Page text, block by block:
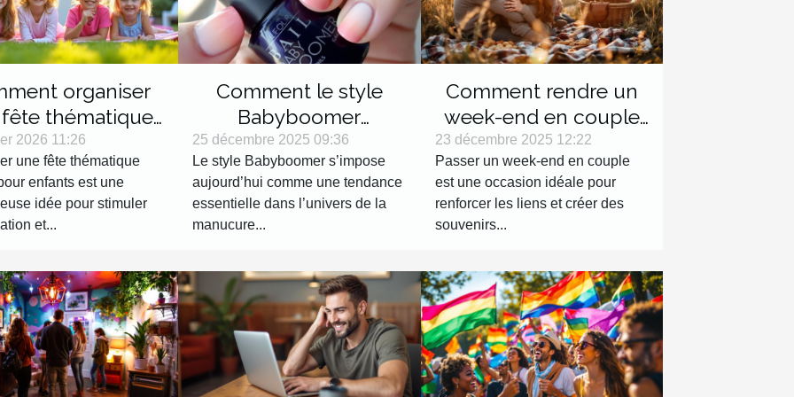
organiser
thématique
pour enfants ?
2026 11:26
une fête thématique
enfants est une
idée pour stimuler
et...
Comment le style
Babyboomer
révolutionne-t-il les
tendances manucures
?
25 décembre 2025 09:36
Le style Babyboomer s’impose
aujourd’hui comme une tendance
essentielle dans l’univers de la
manucure...
Comment rendre un
week-end en couple
inoubliable ?
23 décembre 2025 12:22
Passer un week-end en couple
est une occasion idéale pour
renforcer les liens et créer des
souvenirs...